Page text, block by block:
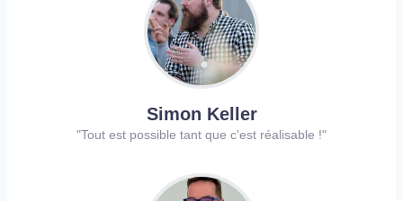
Simon Keller
"Tout est possible tant que c'est réalisable !"